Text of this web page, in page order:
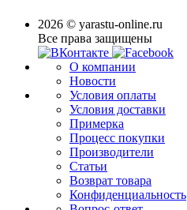
2026 © yarastu-online.ru
Все права защищены
О компании
Новости
Условия оплаты
Условия доставки
Примерка
Процесс покупки
Производители
Статьи
Возврат товара
Конфиденциальность